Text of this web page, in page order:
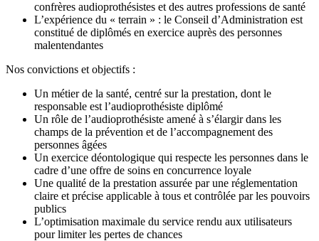
confrères audioprothésistes et des autres professions de santé
L’expérience du « terrain » : le Conseil d’Administration est
constitué de diplômés en exercice auprès des personnes
malentendantes
Nos convictions et objectifs :
Un métier de la santé, centré sur la prestation, dont le
responsable est l’audioprothésiste diplômé
Un rôle de l’audioprothésiste amené à s’élargir dans les
champs de la prévention et de l’accompagnement des
personnes âgées
Un exercice déontologique qui respecte les personnes dans le
cadre d’une offre de soins en concurrence loyale
Une qualité de la prestation assurée par une réglementation
claire et précise applicable à tous et contrôlée par les pouvoirs
publics
L’optimisation maximale du service rendu aux utilisateurs
pour limiter les pertes de chances